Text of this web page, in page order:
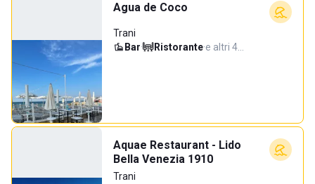
Agua de Coco
Trani
Bar· Ristorante·e altri 4…
Aquae Restaurant - Lido
Bella Venezia 1910
Trani